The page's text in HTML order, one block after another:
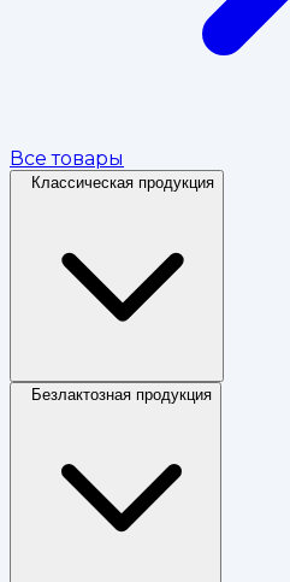
Все товары
Классическая продукция
Безлактозная продукция